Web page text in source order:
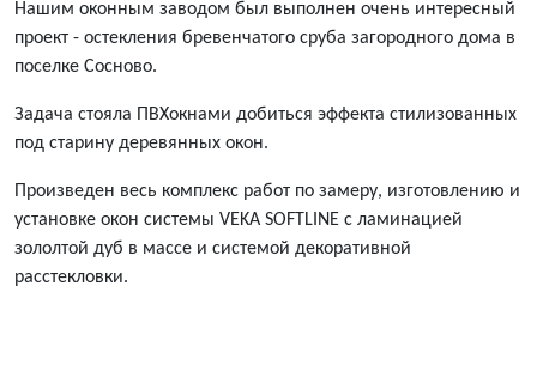
Нашим оконным заводом был выполнен очень интересный
проект - остекления бревенчатого сруба загородного дома в
поселке Сосново.
Задача стояла ПВХокнами добиться эффекта стилизованных
под старину деревянных окон.
Произведен весь комплекс работ по замеру, изготовлению и
установке окон системы VEKA SOFTLINE с ламинацией
зололтой дуб в массе и системой декоративной
расстекловки.